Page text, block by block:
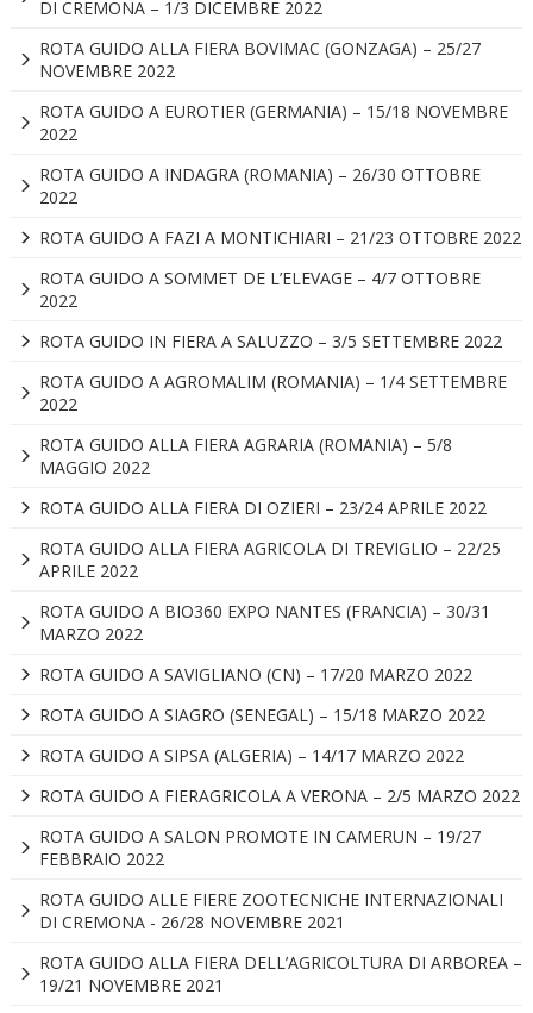
DI CREMONA – 1/3 DICEMBRE 2022
ROTA GUIDO ALLA FIERA BOVIMAC (GONZAGA) – 25/27
NOVEMBRE 2022
ROTA GUIDO A EUROTIER (GERMANIA) – 15/18 NOVEMBRE
2022
ROTA GUIDO A INDAGRA (ROMANIA) – 26/30 OTTOBRE
2022
ROTA GUIDO A FAZI A MONTICHIARI – 21/23 OTTOBRE 2022
ROTA GUIDO A SOMMET DE L’ELEVAGE – 4/7 OTTOBRE
2022
ROTA GUIDO IN FIERA A SALUZZO – 3/5 SETTEMBRE 2022
ROTA GUIDO A AGROMALIM (ROMANIA) – 1/4 SETTEMBRE
2022
ROTA GUIDO ALLA FIERA AGRARIA (ROMANIA) – 5/8
MAGGIO 2022
ROTA GUIDO ALLA FIERA DI OZIERI – 23/24 APRILE 2022
ROTA GUIDO ALLA FIERA AGRICOLA DI TREVIGLIO – 22/25
APRILE 2022
ROTA GUIDO A BIO360 EXPO NANTES (FRANCIA) – 30/31
MARZO 2022
ROTA GUIDO A SAVIGLIANO (CN) – 17/20 MARZO 2022
ROTA GUIDO A SIAGRO (SENEGAL) – 15/18 MARZO 2022
ROTA GUIDO A SIPSA (ALGERIA) – 14/17 MARZO 2022
ROTA GUIDO A FIERAGRICOLA A VERONA – 2/5 MARZO 2022
ROTA GUIDO A SALON PROMOTE IN CAMERUN – 19/27
FEBBRAIO 2022
ROTA GUIDO ALLE FIERE ZOOTECNICHE INTERNAZIONALI
DI CREMONA - 26/28 NOVEMBRE 2021
ROTA GUIDO ALLA FIERA DELL’AGRICOLTURA DI ARBOREA –
19/21 NOVEMBRE 2021